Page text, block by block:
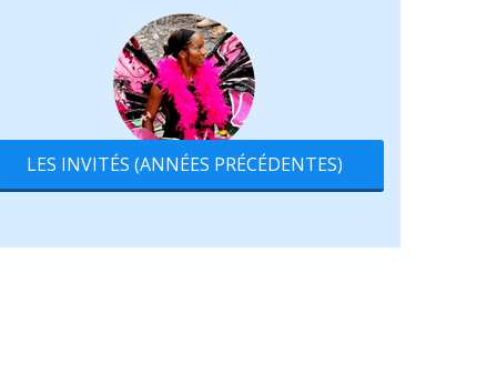
LES INVITÉS (ANNÉES PRÉCÉDENTES)